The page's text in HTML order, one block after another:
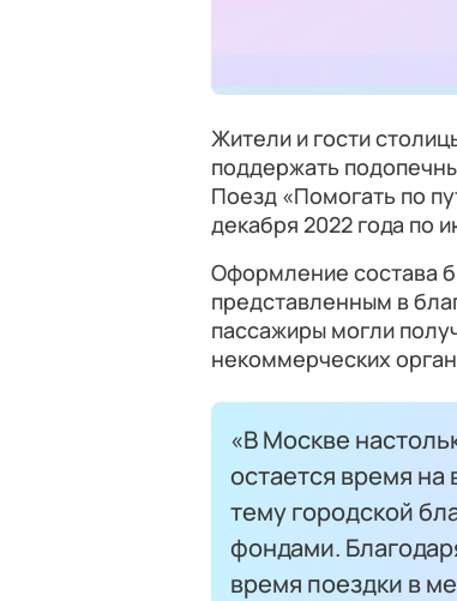
Жители и гости
поддержать
Поезд «Помогать по
декабря 2022 года по
Оформление состава
представленным в
пассажиры могли
некоммерческих
«В Москве
остается время
тему городской
фондами.
время поездки в